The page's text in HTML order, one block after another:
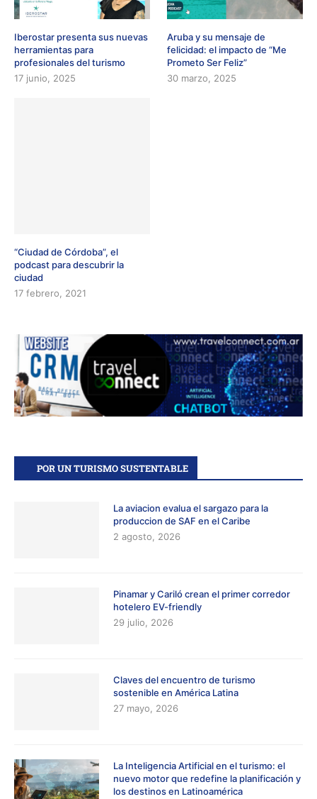
Iberostar presenta sus nuevas
herramientas para
profesionales del turismo
17 junio, 2025
Aruba y su mensaje de
felicidad: el impacto de “Me
Prometo Ser Feliz”
30 marzo, 2025
“Ciudad de Córdoba”, el
podcast para descubrir la
ciudad
17 febrero, 2021
POR UN TURISMO SUSTENTABLE
La aviacion evalua el sargazo para la
produccion de SAF en el Caribe
2 agosto, 2026
Pinamar y Cariló crean el primer corredor
hotelero EV-friendly
29 julio, 2026
Claves del encuentro de turismo
sostenible en América Latina
27 mayo, 2026
La Inteligencia Artificial en el turismo: el
nuevo motor que redefine la planificación y
los destinos en Latinoamérica